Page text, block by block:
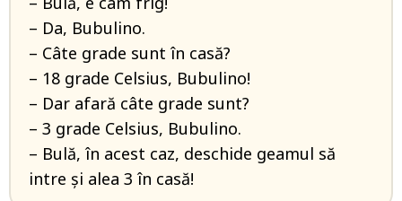
– Da, Bubulino.
– Câte grade sunt în casă?
– 18 grade Celsius, Bubulino!
– Dar afară câte grade sunt?
– 3 grade Celsius, Bubulino.
– Bulă, în acest caz, deschide geamul să
intre și alea 3 în casă!